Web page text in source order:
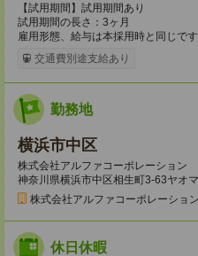
【試用期間】試用期間あり
試用期間の長さ：3ヶ月
雇用形態、給与は本採用時と同じです
交通費別途支給あり
勤務地
横浜市中区
株式会社アルファコーポレーション
神奈川県横浜市中区相生町3-63ヤオ
株式会社アルファコーポレーション
休日休暇